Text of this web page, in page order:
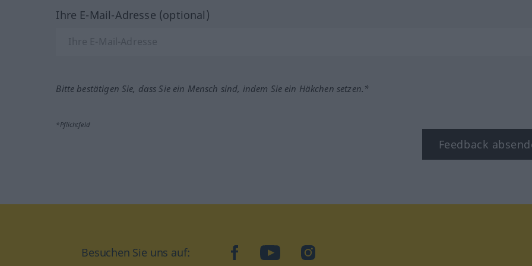
Ihre E-Mail-Adresse (optional)
Bitte bestätigen Sie, dass Sie ein Mensch sind, indem Sie ein Häkchen setzen.*
*Pflichtfeld
Feedback
Besuchen Sie uns auf: facebookYouTubeInstagram